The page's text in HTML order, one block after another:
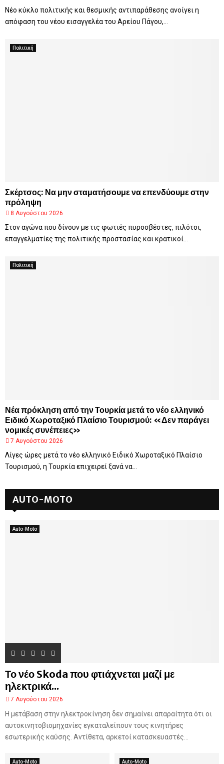
Νέο κύκλο πολιτικής και θεσμικής αντιπαράθεσης ανοίγει η
απόφαση του νέου εισαγγελέα του Αρείου Πάγου,...
Πολιτική
Σκέρτσος: Να μην σταματήσουμε να επενδύουμε στην
πρόληψη
8 Αυγούστου 2026
Στον αγώνα που δίνουν με τις φωτιές πυροσβέστες, πιλότοι,
επαγγελματίες της πολιτικής προστασίας και κρατικοί...
Πολιτική
Νέα πρόκληση από την Τουρκία μετά το νέο ελληνικό
Ειδικό Χωροταξικό Πλαίσιο Τουρισμού: «Δεν παράγει
νομικές συνέπειες»
7 Αυγούστου 2026
Λίγες ώρες μετά το νέο ελληνικό Ειδικό Χωροταξικό Πλαίσιο
Τουρισμού, η Τουρκία επιχειρεί ξανά να...
AUTO-MOTO
Auto-Moto
Το νέο Skoda που φτιάχνεται μαζί με
ηλεκτρικά...
7 Αυγούστου 2026
Η μετάβαση στην ηλεκτροκίνηση δεν σημαίνει απαραίτητα ότι οι
αυτοκινητοβιομηχανίες εγκαταλείπουν τους κινητήρες
εσωτερικής καύσης. Αντίθετα, αρκετοί κατασκευαστές...
Auto-Moto Auto-Moto